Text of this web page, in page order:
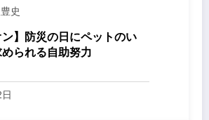
史
ン】防災の日にペットのい
られる自助努力